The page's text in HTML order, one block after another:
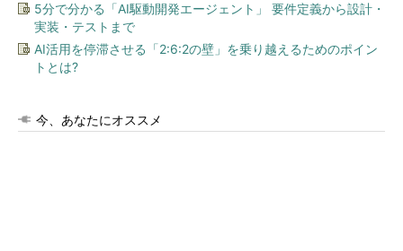
5分で分かる「AI駆動開発エージェント」 要件定義から設計・
実装・テストまで
AI活用を停滞させる「2:6:2の壁」を乗り越えるためのポイン
トとは?
今、あなたにオススメ